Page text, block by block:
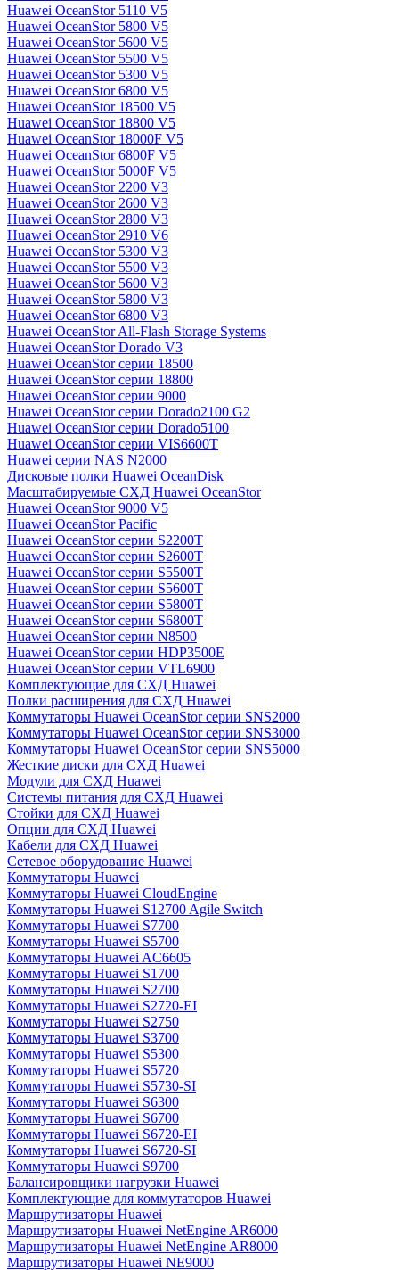
Huawei OceanStor 5110 V5
Huawei OceanStor 5800 V5
Huawei OceanStor 5600 V5
Huawei OceanStor 5500 V5
Huawei OceanStor 5300 V5
Huawei OceanStor 6800 V5
Huawei OceanStor 18500 V5
Huawei OceanStor 18800 V5
Huawei OceanStor 18000F V5
Huawei OceanStor 6800F V5
Huawei OceanStor 5000F V5
Huawei OceanStor 2200 V3
Huawei OceanStor 2600 V3
Huawei OceanStor 2800 V3
Huawei OceanStor 2910 V6
Huawei OceanStor 5300 V3
Huawei OceanStor 5500 V3
Huawei OceanStor 5600 V3
Huawei OceanStor 5800 V3
Huawei OceanStor 6800 V3
Huawei OceanStor All-Flash Storage Systems
Huawei OceanStor Dorado V3
Huawei OceanStor серии 18500
Huawei OceanStor серии 18800
Huawei OceanStor серии 9000
Huawei OceanStor серии Dorado2100 G2
Huawei OceanStor серии Dorado5100
Huawei OceanStor серии VIS6600T
Huawei серии NAS N2000
Дисковые полки Huawei OceanDisk
Масштабируемые СХД Huawei OceanStor
Huawei OceanStor 9000 V5
Huawei OceanStor Pacific
Huawei OceanStor серии S2200T
Huawei OceanStor серии S2600T
Huawei OceanStor серии S5500T
Huawei OceanStor серии S5600T
Huawei OceanStor серии S5800T
Huawei OceanStor серии S6800T
Huawei OceanStor серии N8500
Huawei OceanStor серии HDP3500E
Huawei OceanStor серии VTL6900
Комплектующие для СХД Huawei
Полки расширения для СХД Huawei
Коммутаторы Huawei OceanStor серии SNS2000
Коммутаторы Huawei OceanStor серии SNS3000
Коммутаторы Huawei OceanStor серии SNS5000
Жесткие диски для СХД Huawei
Модули для СХД Huawei
Системы питания для СХД Huawei
Стойки для СХД Huawei
Опции для СХД Huawei
Кабели для СХД Huawei
Сетевое оборудование Huawei
Коммутаторы Huawei
Коммутаторы Huawei CloudEngine
Коммутаторы Huawei S12700 Agile Switch
Коммутаторы Huawei S7700
Коммутаторы Huawei S5700
Коммутаторы Huawei AC6605
Коммутаторы Huawei S1700
Коммутаторы Huawei S2700
Коммутаторы Huawei S2720-EI
Коммутаторы Huawei S2750
Коммутаторы Huawei S3700
Коммутаторы Huawei S5300
Коммутаторы Huawei S5720
Коммутаторы Huawei S5730-SI
Коммутаторы Huawei S6300
Коммутаторы Huawei S6700
Коммутаторы Huawei S6720-EI
Коммутаторы Huawei S6720-SI
Коммутаторы Huawei S9700
Балансировщики нагрузки Huawei
Комплектующие для коммутаторов Huawei
Маршрутизаторы Huawei
Маршрутизаторы Huawei NetEngine AR6000
Маршрутизаторы Huawei NetEngine AR8000
Маршрутизаторы Huawei NE9000